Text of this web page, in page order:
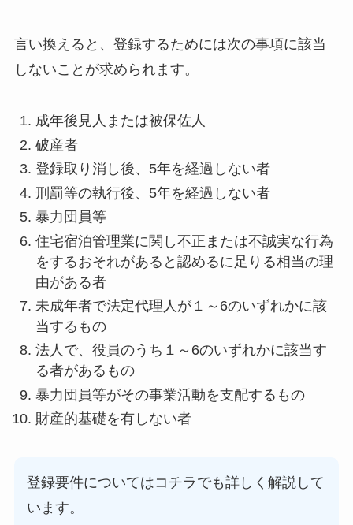
言い換えると、登録するためには次の事項に該当
しないことが求められます。
成年後見人または被保佐人
破産者
登録取り消し後、5年を経過しない者
刑罰等の執行後、5年を経過しない者
暴力団員等
住宅宿泊管理業に関し不正または不誠実な行為
をするおそれがあると認めるに足りる相当の理
由がある者
未成年者で法定代理人が１～6のいずれかに該
当するもの
法人で、役員のうち１～6のいずれかに該当す
る者があるもの
暴力団員等がその事業活動を支配するもの
財産的基礎を有しない者
登録要件についてはコチラでも詳しく解説して
います。